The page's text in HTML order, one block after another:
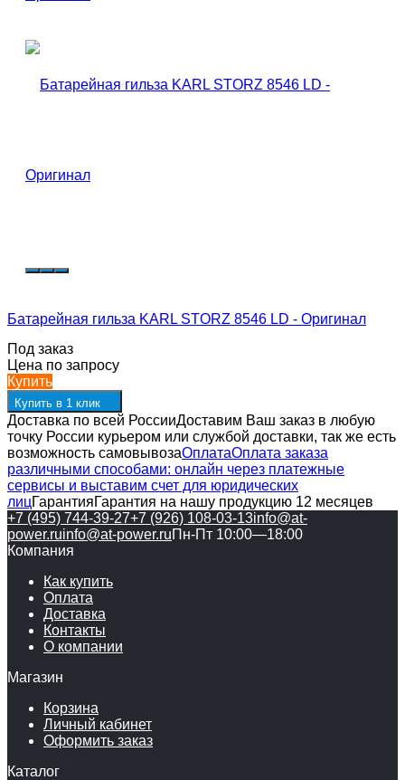
Батарейная гильза KARL STORZ 8546 LD - Оригинал
Под заказ
Цена по запросу
Купить
Купить в 1 клик
Доставка по всей РоссииДоставим Ваш заказ в любую
точку России курьером или службой доставки, так же есть
возможность самовывозаОплатаОплата заказа
различными способами: онлайн через платежные
сервисы и выставим счет для юридических
лицГарантияГарантия на нашу продукцию 12 месяцев
+7 (495) 744-39-27+7 (926) 108-03-13info@at-
power.ruinfo@at-power.ruПн-Пт 10:00—18:00
Компания
Как купить
Оплата
Доставка
Контакты
О компании
Магазин
Корзина
Личный кабинет
Оформить заказ
Каталог